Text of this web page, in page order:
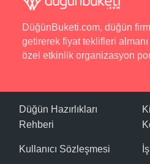
DüğünBuketi.com, düğün
getirerek fiyat teklifleri
özel etkinlik organizasyon
Düğün Hazırlıkları
Rehberi
Kullanıcı Sözleşmesi